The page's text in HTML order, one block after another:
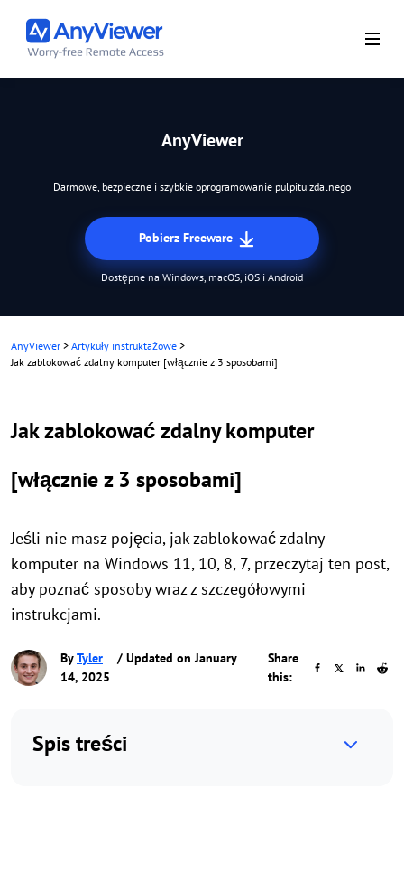
AnyViewer
Darmowe, bezpieczne i szybkie oprogramowanie pulpitu zdalnego
Pobierz Freeware
Dostępne na Windows, macOS, iOS i Android
AnyViewer > Artykuły instruktażowe >
Jak zablokować zdalny komputer [włącznie z 3 sposobami]
Jak zablokować zdalny komputer
[włącznie z 3 sposobami]
Jeśli nie masz pojęcia, jak zablokować zdalny
komputer na Windows 11, 10, 8, 7, przeczytaj ten post,
aby poznać sposoby wraz z szczegółowymi
instrukcjami.
ByTyler
/ Updated on January
14, 2025
Share
this:
Spis treści